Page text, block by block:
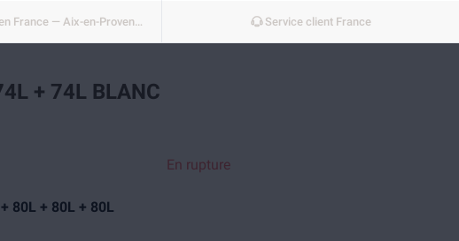
Conçu et développé en France — Aix-en-Provence Service client France
+ 74L BLANC
En rupture
80L + 80L + 80L